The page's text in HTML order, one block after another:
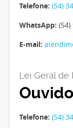
Telefone: (54)
WhatsApp: (54)
E-mail:
Lei Geral de
Telefone: (54)